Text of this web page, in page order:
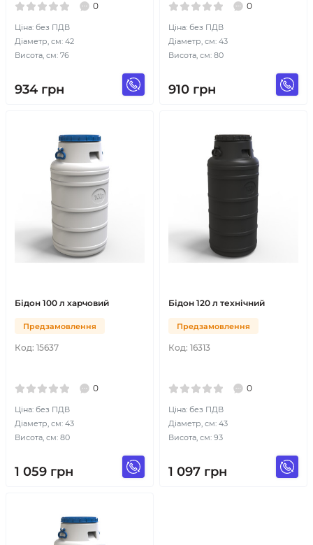
0
Ціна: без ПДВ
Діаметр, см: 42
Висота, см: 76
934 грн
0
Ціна: без ПДВ
Діаметр, см: 43
Висота, см: 80
910 грн
Бідон 100 л харчовий
Код: 15637
Предзамовлення
0
Ціна: без ПДВ
Діаметр, см: 43
Висота, см: 80
1 059 грн
Бідон 120 л технічний
Код: 16313
Предзамовлення
0
Ціна: без ПДВ
Діаметр, см: 43
Висота, см: 93
1 097 грн